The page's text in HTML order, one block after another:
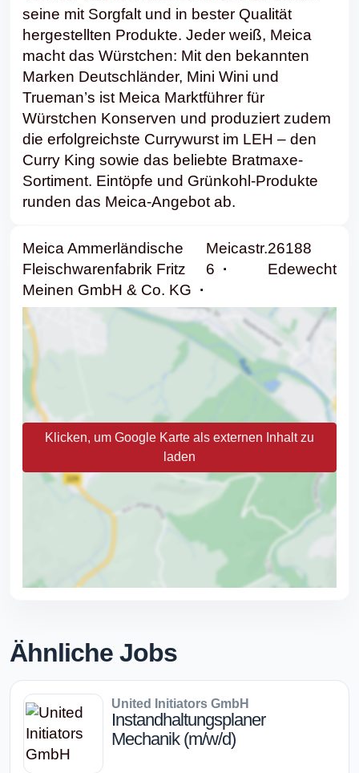
seine mit Sorgfalt und in bester Qualität
hergestellten Produkte. Jeder weiß, Meica
macht das Würstchen: Mit den bekannten
Marken Deutschländer, Mini Wini und
Trueman’s ist Meica Marktführer für
Würstchen Konserven und produziert zudem
die erfolgreichste Currywurst im LEH – den
Curry King sowie das beliebte Bratmaxe-
Sortiment. Eintöpfe und Grünkohl-Produkte
runden das Meica-Angebot ab.
Meica Ammerländische
Fleischwarenfabrik Fritz
Meinen GmbH & Co. KG
Meicastr.
6
26188
Edewecht
Klicken, um Google Karte als externen Inhalt zu
laden
Ähnliche Jobs
United Initiators GmbH
Instandhaltungsplaner
Mechanik (m/w/d)